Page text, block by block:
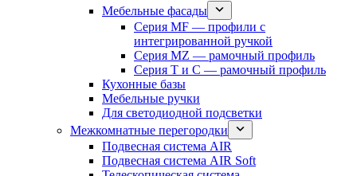
Мебельные фасады
Серия MF — профили с
интегрированной ручкой
Серия MZ — рамочный профиль
Серия T и C — рамочный профиль
Кухонные базы
Мебельные ручки
Для светодиодной подсветки
Межкомнатные перегородки
Подвесная система AIR
Подвесная система AIR Soft